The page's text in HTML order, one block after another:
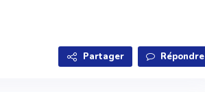
Partager Répondre